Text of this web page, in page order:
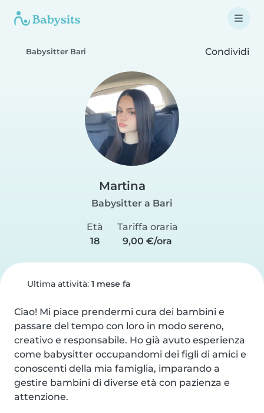
Babysitter Bari Condividi
Martina
Babysitter a Bari
Età
18
Tariffa oraria
9,00 €/ora
Ultima attività: 1 mese fa
Ciao! Mi piace prendermi cura dei bambini e
passare del tempo con loro in modo sereno,
creativo e responsabile. Ho già avuto esperienza
come babysitter occupandomi dei figli di amici e
conoscenti della mia famiglia, imparando a
gestire bambini di diverse età con pazienza e
attenzione.